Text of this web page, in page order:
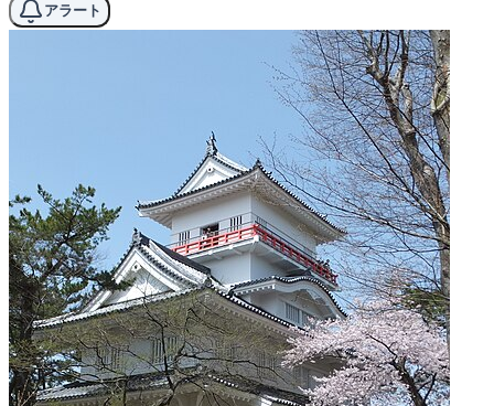
アラート